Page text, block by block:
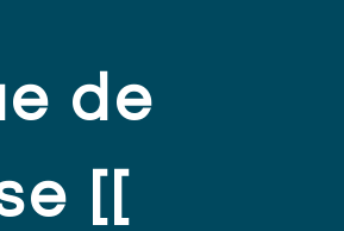
de
[[